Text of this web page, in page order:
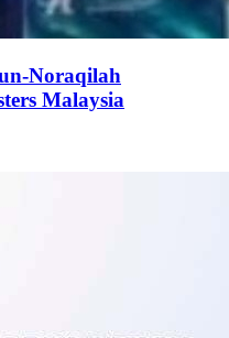
Noraqilah
Malaysia